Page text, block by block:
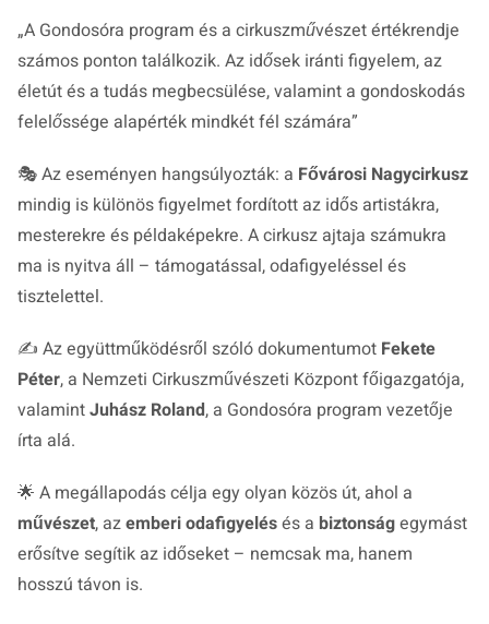
„A Gondosóra program és a cirkuszművészet értékrendje
számos ponton találkozik. Az idősek iránti figyelem, az
életút és a tudás megbecsülése, valamint a gondoskodás
felelőssége alapérték mindkét fél számára”
🎭 Az eseményen hangsúlyozták: a Fővárosi Nagycirkusz
mindig is különös figyelmet fordított az idős artistákra,
mesterekre és példaképekre. A cirkusz ajtaja számukra
ma is nyitva áll – támogatással, odafigyeléssel és
tisztelettel.
✍️ Az együttműködésről szóló dokumentumot Fekete
Péter, a Nemzeti Cirkuszművészeti Központ főigazgatója,
valamintJuhász Roland, a Gondosóra program vezetője
írta alá.
🌟 A megállapodás célja egy olyan közös út, ahol a
művészet, azemberi odafigyelésés a biztonságegymást
erősítve segítik az időseket – nemcsak ma, hanem
hosszú távon is.